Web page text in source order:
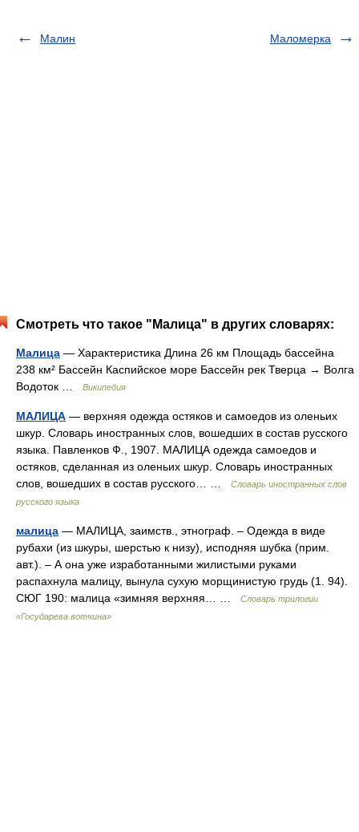
Малин Маломерка
Смотреть что такое "Малица" в других словарях:
Малица — Характеристика Длина 26 км Площадь бассейна
238 км² Бассейн Каспийское море Бассейн рек Тверца → Волга
Водоток …
Википедия
МАЛИЦА — верхняя одежда остяков и самоедов из оленьих
шкур. Словарь иностранных слов, вошедших в состав русского
языка. Павленков Ф., 1907. МАЛИЦА одежда самоедов и
остяков, сделанная из оленьих шкур. Словарь иностранных
слов, вошедших в состав русского… …
Словарь иностранных слов
русского языка
малица — МАЛИЦА, заимств., этнограф. – Одежда в виде
рубахи (из шкуры, шерстью к низу), исподняя шубка (прим.
авт.). – А она уже изработанными жилистыми руками
распахнула малицу, вынула сухую морщинистую грудь (1. 94).
СЮГ 190: малица «зимняя верхняя… …
Словарь трилогии
«Государева вотчина»